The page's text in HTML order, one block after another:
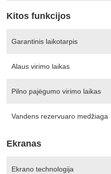
Kitos funkcijos
Garantinis laikotarpis
Alaus virimo laikas
Pilno pajėgumo virimo laikas
Vandens rezervuaro medžiaga
Ekranas
Ekrano technologija